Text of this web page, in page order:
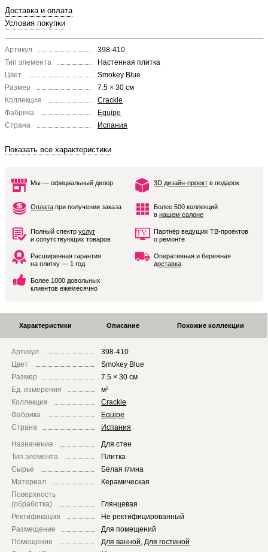
Доставка и оплата
Условия покупки
Артикул
398-410
Тип элемента
Настенная плитка
Цвет
Smokey Blue
Размер
7.5 × 30 см
Коллекция
Crackle
Фабрика
Equipe
Страна
Испания
Показать все характеристики
Мы — официальный дилер 3D дизайн-проект в подарок
Оплата при получении заказа
Более 500 коллекций
в нашем салоне
Полный спектр услуг
и сопутствующих товаров
Партнёр ведущих ТВ-проектов
о ремонте
Расширенная гарантия
на плитку — 1 год
Оперативная и бережная
доставка
Более 1000 довольных
клиентов ежемесячно
Характеристики Описание Похожие коллекции
Артикул
398-410
Цвет
Smokey Blue
Размер
7.5 × 30 см
Ед. измерения
м²
Коллекция
Crackle
Фабрика
Equipe
Страна
Испания
Назначение
Для стен
Тип элемента
Плитка
Сырье
Белая глина
Материал
Керамическая
Поверхность
(обработка)
Глянцевая
Ректификация
Не ректифицированный
Размещение
Для помещений
Помещение
Для ванной Для гостиной